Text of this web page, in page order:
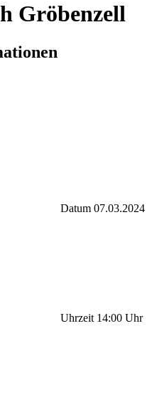
Gröbenzell
Datum 07.03.2024
Uhrzeit 14:00 Uhr